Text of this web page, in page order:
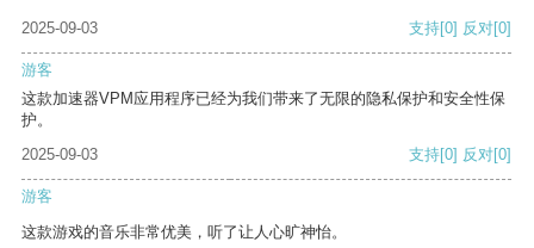
2025-09-03 支持[0] 反对[0]
游客
这款加速器VPM应用程序已经为我们带来了无限的隐私保护和安全性保
护。
2025-09-03
支持[0] 反对[0]
游客
这款游戏的音乐非常优美，听了让人心旷神怡。